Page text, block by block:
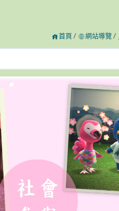
首頁 / 網站導覽/